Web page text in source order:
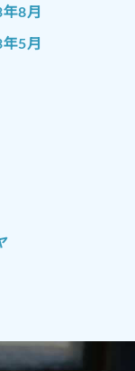
8月
5月
11月
11月